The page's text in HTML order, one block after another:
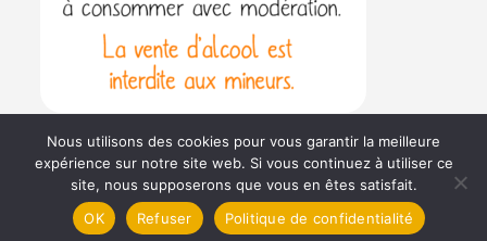
Politique de confidentialité Conditions générales de vente
© Vinifolies 2022
Nous utilisons des cookies pour vous garantir la meilleure
expérience sur notre site web. Si vous continuez à utiliser ce
site, nous supposerons que vous en êtes satisfait.
OK
Refuser Politique de confidentialité